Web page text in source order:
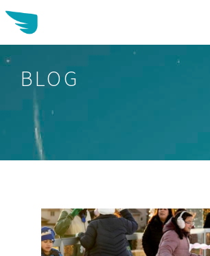
BLOG
Buscar: